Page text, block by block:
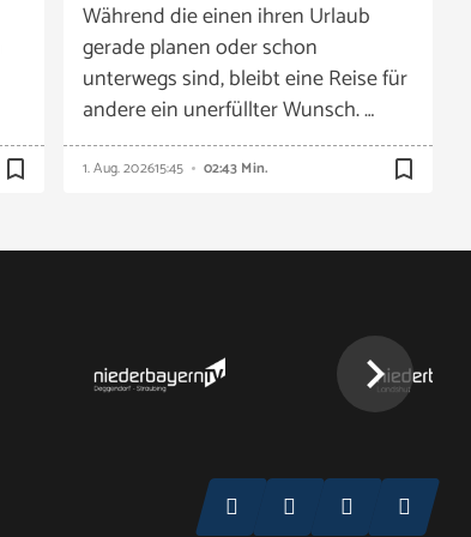
bookmark_border
Während die einen ihren Urlaub
gerade planen oder schon
unterwegs sind, bleibt eine Reise für
andere ein unerfüllter Wunsch. …
1. Aug. 202615:45 02:43 Min. bookmark_border
chevron_right